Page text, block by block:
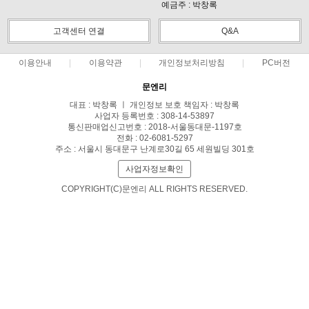
예금주 : 박창록
고객센터 연결 Q&A
이용안내 이용약관 개인정보처리방침 PC버전
문엔리
대표 : 박창록 ㅣ 개인정보 보호 책임자 : 박창록
사업자 등록번호 : 308-14-53897
통신판매업신고번호 : 2018-서울동대문-1197호
전화 : 02-6081-5297
주소 : 서울시 동대문구 난계로30길 65 세원빌딩 301호
사업자정보확인
COPYRIGHT(C)문엔리 ALL RIGHTS RESERVED.